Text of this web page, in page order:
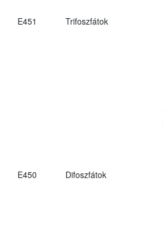
E451 Trifoszfátok
E450 Difoszfátok